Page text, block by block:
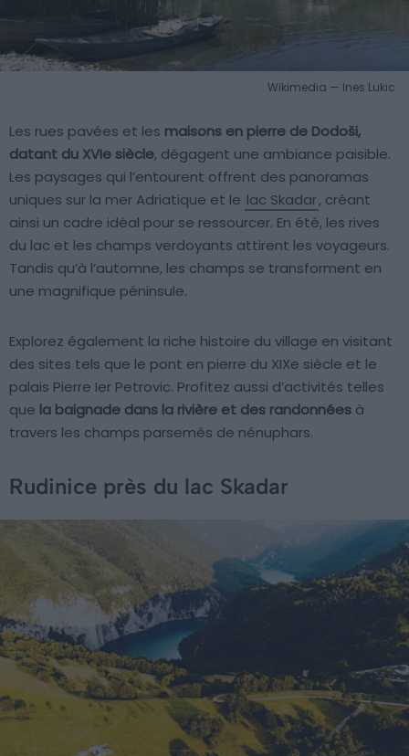
Wikimedia — Ines Lukic
Les rues pavées et les maisons en pierre de Dodoši,
datant du XVIe siècle, dégagent une ambiance paisible.
Les paysages qui l’entourent offrent des panoramas
uniques sur la mer Adriatique et le lac Skadar, créant
ainsi un cadre idéal pour se ressourcer. En été, les rives
du lac et les champs verdoyants attirent les voyageurs.
Tandis qu’à l’automne, les champs se transforment en
une magnifique péninsule.
Explorez également la riche histoire du village en visitant
des sites tels que le pont en pierre du XIXe siècle et le
palais Pierre Ier Petrovic. Profitez aussi d’activités telles
que la baignade dans la rivière et des randonnées à
travers les champs parsemés de nénuphars.
Rudinice près du lac Skadar